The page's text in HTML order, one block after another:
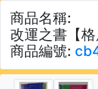
商品名稱:
改運之書【
商品編號: